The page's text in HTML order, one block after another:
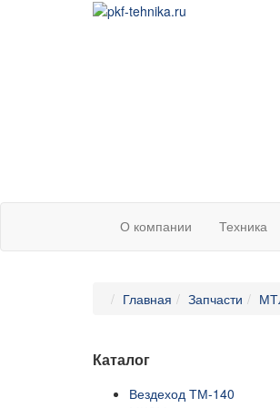
О компании Техника
Главная Запчасти
Каталог
Вездеход ТМ-140